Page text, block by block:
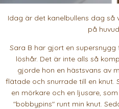
Idag är det kanelbullens dag
på
Sara B har gjort en
löshår. Det är inte alls så
gjorde hon en hästsvans av
flätade och snurrade till en knut.
en mörkare och en ljusare,
"bobbypins" runt min knut.